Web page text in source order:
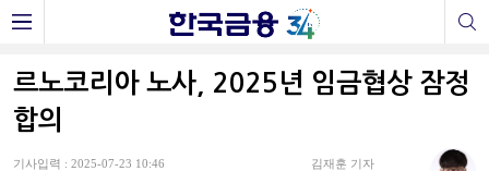
르노코리아 노사, 2025년 임금협상 잠정
합의
기사입력 : 2025-07-23 10:46
김재훈 기자